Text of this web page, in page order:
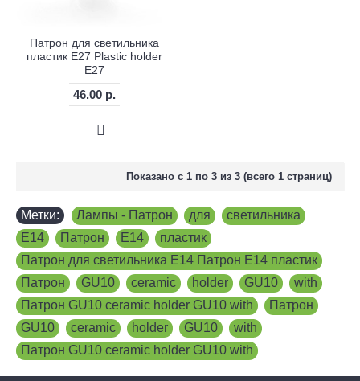
Патрон для светильника
пластик E27 Plastic holder
E27
46.00 р.
Показано с 1 по 3 из 3 (всего 1 страниц)
Метки: Лампы - Патрон для светильника
E14
Патрон E14 пластик
Патрон для светильника E14 Патрон E14 пластик
Патрон
GU10 ceramic holder GU10 with
Патрон GU10 ceramic holder GU10 with
Патрон
GU10
ceramic holder GU10 with
Патрон GU10 ceramic holder GU10 with